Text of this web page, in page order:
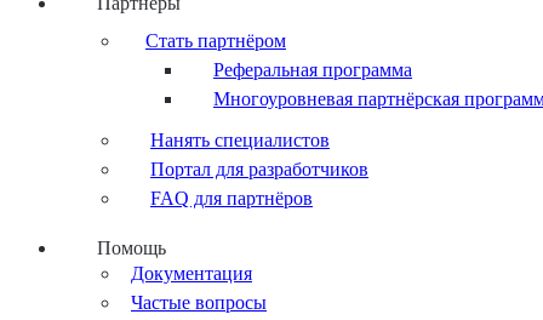
Стать партнёром
Реферальная программа
Многоуровневая партнёрская
Нанять специалистов
Портал для разработчиков
FAQ для партнёров
Помощь
Документация
Частые вопросы